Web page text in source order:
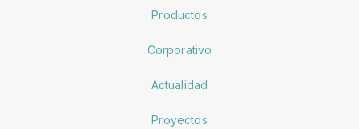
Productos
Corporativo
Actualidad
Proyectos